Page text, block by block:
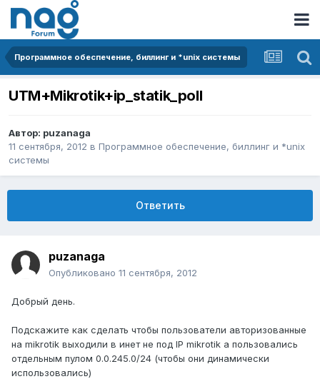
Программное обеспечение, биллинг и *unix системы
UTM+Mikrotik+ip_statik_poll
Автор: puzanaga
11 сентября, 2012 в Программное обеспечение, биллинг и *unix
системы
Ответить
puzanaga
Опубликовано 11 сентября, 2012
Добрый день.
Подскажите как сделать чтобы пользователи авторизованные
на mikrotik выходили в инет не под IP mikrotik а пользовались
отдельным пулом 0.0.245.0/24 (чтобы они динамически
использовались)